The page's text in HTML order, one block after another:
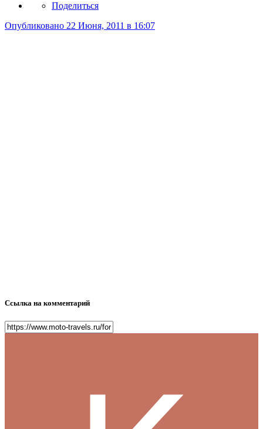
Поделиться
Опубликовано 22 Июня, 2011 в 16:07
Ссылка на комментарий